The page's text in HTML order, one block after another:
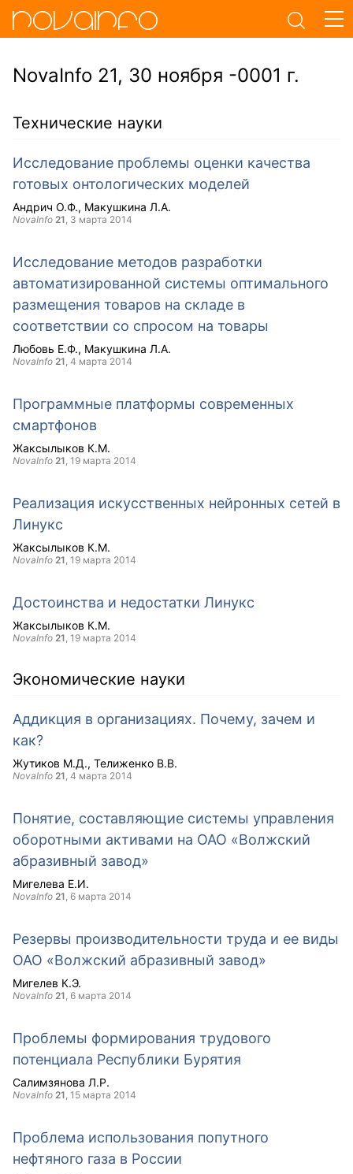
NovaInfo 21, 30 ноября -0001 г.
Технические науки
Исследование проблемы оценки качества
готовых онтологических моделей
Андрич О.Ф. Макушкина Л.А.
NovaInfo 21, 3 марта 2014
Исследование методов разработки
автоматизированной системы оптимального
размещения товаров на складе в
соответствии со спросом на товары
Любовь Е.Ф. Макушкина Л.А.
NovaInfo 21, 4 марта 2014
Программные платформы современных
смартфонов
Жаксылыков К.М.
NovaInfo 21, 19 марта 2014
Реализация искусственных нейронных сетей в
Линукс
Жаксылыков К.М.
NovaInfo 21, 19 марта 2014
Достоинства и недостатки Линукс
Жаксылыков К.М.
NovaInfo 21, 19 марта 2014
Экономические науки
Аддикция в организациях. Почему, зачем и
как?
Жутиков М.Д. Телиженко В.В.
NovaInfo 21, 4 марта 2014
Понятие, составляющие системы управления
оборотными активами на ОАО «Волжский
абразивный завод»
Мигелева Е.И.
NovaInfo 21, 6 марта 2014
Резервы производительности труда и ее виды
ОАО «Волжский абразивный завод»
Мигелев К.Э.
NovaInfo 21, 6 марта 2014
Проблемы формирования трудового
потенциала Республики Бурятия
Салимзянова Л.Р.
NovaInfo 21, 15 марта 2014
Проблема использования попутного
нефтяного газа в России